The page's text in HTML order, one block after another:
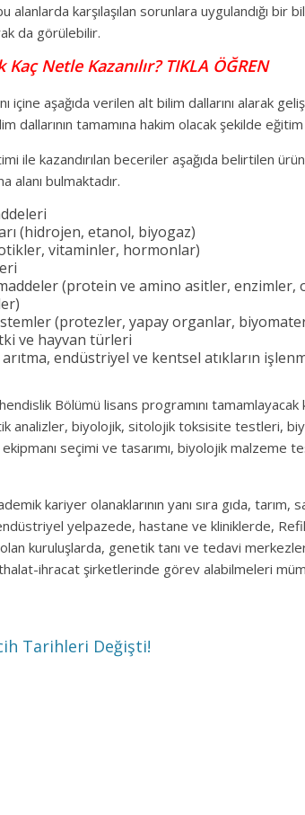
alanlarda karşılaşılan sorunlara uygulandığı bir
da görülebilir.
Netle Kazanılır? TIKLA ÖĞREN
içine aşağıda verilen alt bilim dallarını alarak
dallarının tamamına hakim olacak şekilde eğitim
ile kazandırılan beceriler aşağıda belirtilen
alanı bulmaktadır.
(hidrojen, etanol, biyogaz)
vitaminler, hormonlar)
(protein ve amino asitler,
(protezler, yapay organlar,
ve hayvan türleri
endüstriyel ve kentsel atıkların
Bölümü lisans programını
analizler, biyolojik, sitolojik toksisite testleri,
seçimi ve tasarımı, biyolojik
kariyer olanaklarının yanı sıra gıda,
yelpazede, hastane ve kliniklerde,
kuruluşlarda, genetik tanı ve tedavi
ihracat şirketlerinde görev alabilmeleri
Tarihleri Değişti!